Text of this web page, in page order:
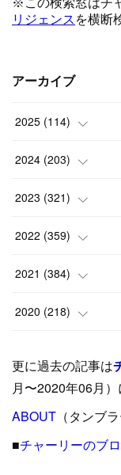
アーカイブ
2025 (114)
(1)
(8)
(6)
(9 )
(15
(24)
(8 )
2024 (203)
(24)
(10)
(18)
(17)
(12)
(19)
2023 (321)
(25)
(17)
(35)
)
(26)
27)
2022 (359)
(42)
(37)
(31)
(31)
31
2021 (384)
(9)
(39)
( 23)
40
2020 (218)
(24)
( 42)
更に過去の記事は
月〜2020年06月）
ABOUT （タンブラ
■チャーリーのブ